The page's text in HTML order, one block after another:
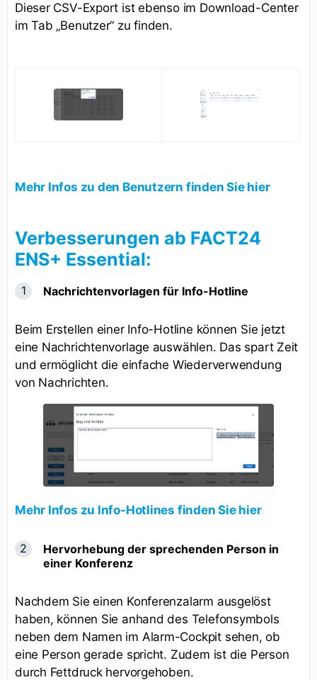
Dieser CSV-Export ist ebenso im Download-Center
im Tab „Benutzer“ zu finden.
Mehr Infos zu den Benutzern finden Sie hier
Verbesserungen ab FACT24
ENS+ Essential:
Nachrichtenvorlagen für Info-Hotline
Beim Erstellen einer Info-Hotline können Sie jetzt
eine Nachrichtenvorlage auswählen. Das spart Zeit
und ermöglicht die einfache Wiederverwendung
von Nachrichten.
Mehr Infos zu Info-Hotlines finden Sie hier
Hervorhebung der sprechenden Person in
einer Konferenz
Nachdem Sie einen Konferenzalarm ausgelöst
haben, können Sie anhand des Telefonsymbols
neben dem Namen im Alarm-Cockpit sehen, ob
eine Person gerade spricht. Zudem ist die Person
durch Fettdruck hervorgehoben.